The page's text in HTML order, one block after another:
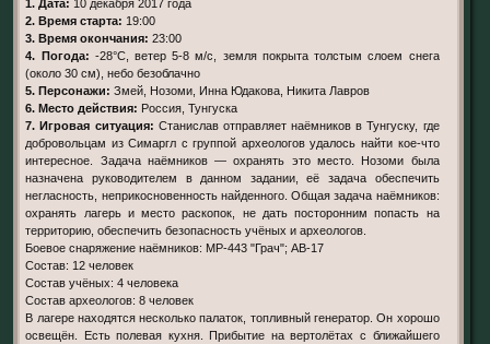
1. Дата: 10 декабря 2017 года
2. Время старта: 19:00
3. Время окончания: 23:00
4. Погода: -28°C, ветер 5-8 м/с, земля покрыта толстым слоем снега
(около 30 см), небо безоблачно
5. Персонажи: Змей, Нозоми, Инна Юдакова, Никита Лавров
6. Место действия: Россия, Тунгуска
7. Игровая ситуация: Станислав отправляет наёмников в Тунгуску, где
добровольцам из Симаргл с группой археологов удалось найти кое-что
интересное. Задача наёмников — охранять это место. Нозоми была
назначена руководителем в данном задании, её задача обеспечить
негласность, неприкосновенность найденного. Общая задача наёмников:
охранять лагерь и место раскопок, не дать посторонним попасть на
территорию, обеспечить безопасность учёных и археологов.
Боевое снаряжение наёмников: МР-443 "Грач"; AВ-17
Состав: 12 человек
Состав учёных: 4 человека
Состав археологов: 8 человек
В лагере находятся несколько палаток, топливный генератор. Он хорошо
освещён. Есть полевая кухня. Прибытие на вертолётах с ближайшего